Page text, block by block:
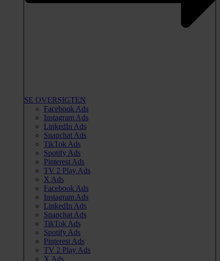
SE OVERSIGTEN
Facebook Ads
Instagram Ads
LinkedIn Ads
Snapchat Ads
TikTok Ads
Spotify Ads
Pinterest Ads
TV 2 Play Ads
X Ads
Facebook Ads
Instagram Ads
LinkedIn Ads
Snapchat Ads
TikTok Ads
Spotify Ads
Pinterest Ads
TV 2 Play Ads
X Ads